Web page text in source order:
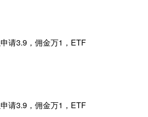
请3.9，佣金万1，ETF
请3.9，佣金万1，ETF